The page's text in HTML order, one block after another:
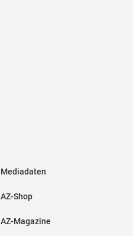
Mediadaten
AZ-Shop
AZ-Magazine